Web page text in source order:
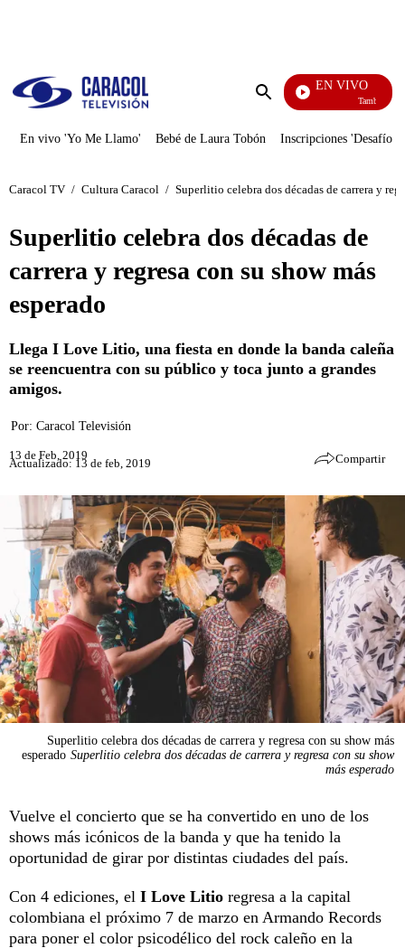
Enviar
EN VIVO
También
En vivo 'Yo Me Llamo' Bebé de Laura Tobón Inscripciones 'Desafío'
Caracol TV / Cultura Caracol / Superlitio celebra dos décadas de carrera y
Superlitio celebra dos décadas de
carrera y regresa con su show más
esperado
Llega I Love Litio, una fiesta en donde la banda caleña
se reencuentra con su público y toca junto a grandes
amigos.
Por: Caracol Televisión
13 de Feb, 2019
Actualizado: 13 de feb, 2019 Compartir
Superlitio celebra dos décadas de carrera y regresa con su show más
esperado Superlitio celebra dos décadas de carrera y regresa con su show
más esperado
Vuelve el concierto que se ha convertido en uno de los
shows más icónicos de la banda y que ha tenido la
oportunidad de girar por distintas ciudades del país.
Con 4 ediciones, el I Love Litio regresa a la capital
colombiana el próximo 7 de marzo en Armando Records
para poner el color psicodélico del rock caleño en la